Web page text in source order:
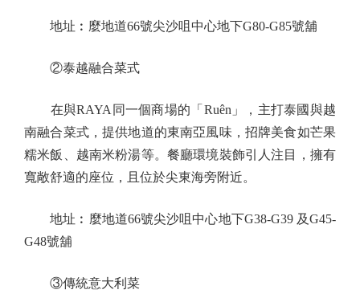
地址︰麼地道66號尖沙咀中心地下G80-G85號舖
②泰越融合菜式
在與RAYA同一個商場的「Ruên」，主打泰國與越
南融合菜式，提供地道的東南亞風味，招牌美食如芒果
糯米飯、越南米粉湯等。餐廳環境裝飾引人注目，擁有
寬敞舒適的座位，且位於尖東海旁附近。
地址︰麼地道66號尖沙咀中心地下G38-G39 及G45-
G48號舖
③傳統意大利菜